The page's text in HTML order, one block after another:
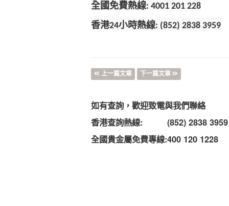
全國免費熱線: 4001 201 228
香港24小時熱線: (852) 2838 3959
上一篇文章 下一篇文章
如有查詢，歡迎致電與我們聯絡
香港查詢熱線:
(852) 2838 3959
全國貴金屬免費專線:400 120 1228